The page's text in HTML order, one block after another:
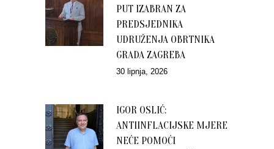
PUT IZABRAN ZA
PREDSJEDNIKA
UDRUŽENJA OBRTNIKA
GRADA ZAGREBA
30 lipnja, 2026
IGOR OSLIĆ:
ANTIINFLACIJSKE MJERE
NEĆE POMOĆI